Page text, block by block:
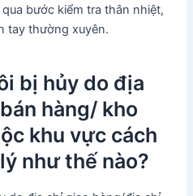
bước kiểm tra thân nhiệt,
tay thường xuyên.
bị hủy do địa
hàng/ kho
khu vực cách
như thế nào?